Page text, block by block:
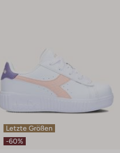
Letzte Größen
-60%